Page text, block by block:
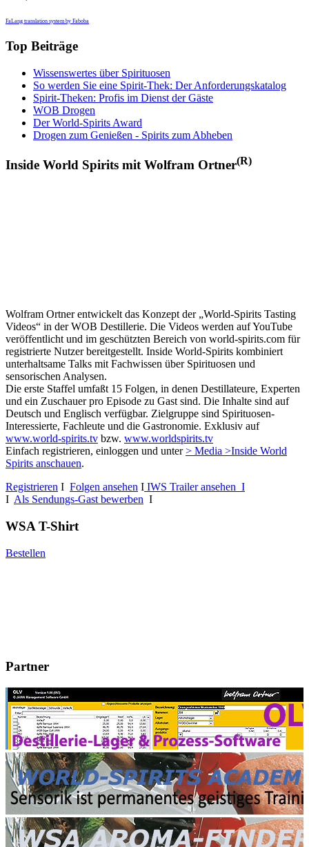
FaLang translation system by Faboba
Top Beiträge
Wissenswertes über Spirituosen
So werden Sie eine Spirit-Thek: Der Anforderungskatalog
Spirit-Theken: Profis im Dienst der Gäste
WOB Drogen
Der World-Spirits Award
Drogen zum Genießen - Spirits zum Abheben
Inside World Spirits mit Wolfram Ortner(R)
Wolfram Ortner entwickelt das Konzept der „World-Spirits Tasting
Videos“ in der WOB Destillerie. Die Videos werden auf YouTube
veröffentlicht und im geschützten Bereich von world-spirits.com für
registrierte Nutzer bereitgestellt. Inside World-Spirits kombiniert
unterhaltsame Talks mit Fachwissen über Spirituosen und
sensorischen Analysen.
Die erste Staffel umfaßt 15 Folgen, in denen Destillateure, Experten
und ein Zuschauer pro Episode zu Gast sind. Die Inhalte sind auf
Deutsch und Englisch verfügbar. Zielgruppe sind Spirituosen-
Interessierte, Fachleute und die Gastronomie. Exklusiv auf
www.world-spirits.tv bzw. www.worldspirits.tv
Einfach registrieren, einloggen und unter> Media >Inside World
Spirits anschauen.
Registrieren I Folgen ansehen I IWS Trailer ansehen I
I Als Sendungs-Gast bewerben I
WSA T-Shirt
Bestellen
Partner